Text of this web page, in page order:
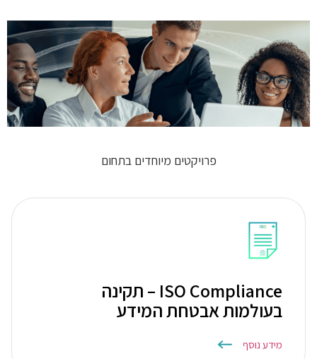
פרויקטים מיוחדים בתחום
ISO Compliance – תקינה
בעולמות אבטחת המידע
מידע נוסף